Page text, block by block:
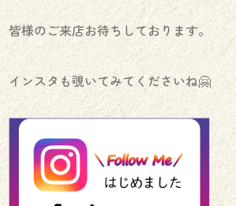
皆様のご来店お待ちしております。
インスタも覗いてみてくださいね🤗